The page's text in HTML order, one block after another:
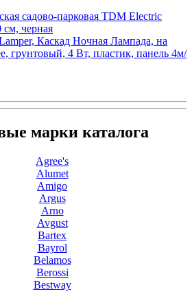
садово-парковая TDM Electric
см, черная
Каскад Ночная Лампада, на
грунтовый, 4 Вт, пластик, панель 4м/
марки каталога
Agree's
Alumet
Amigo
Argus
Arno
Avgust
Bartex
Bayrol
Belamos
Berossi
Bestway